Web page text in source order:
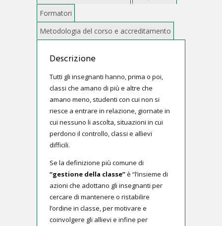
Descrizione
Tutti gli insegnanti hanno, prima o poi,
classi che amano di più e altre che
amano meno, studenti con cui non si
riesce a entrare in relazione, giornate in
cui nessuno li ascolta, situazioni in cui
perdono il controllo, classi e allievi
difficili.
Se la definizione più comune di
“gestione della classe”è “l’insieme di
azioni che adottano gli insegnanti per
cercare di mantenere o ristabilire
l’ordine in classe, per motivare e
coinvolgere gli allievi e infine per